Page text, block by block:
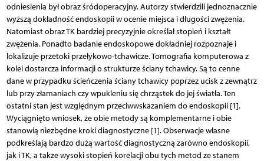
odniesienia był obraz śródoperacyjny. Autorzy stwierdzili jednoznacznie
wyższą dokładność endoskopii w ocenie miejsca i długości zwężenia.
Natomiast obraz TK bardziej precyzyjnie określał stopień i kształt
zwężenia. Ponadto badanie endoskopowe dokładniej rozpoznaje i
lokalizuje przetoki przełykowo-tchawicze. Tomografia komputerowa z
kolei dostarcza informacji o strukturze ściany tchawicy. Są to cenne
dane w przypadku ścieńczenia ściany tchawicy poprzez ucisk z zewnątrz
lub przy złamaniach czy wpukleniu się chrząstek do jej światła. Ten
ostatni stan jest względnym przeciwwskazaniem do endoskopii [1].
Wyciągnięto wniosek, że obie metody są komplementarne i obie
stanowią niezbędne kroki diagnostyczne [1]. Obserwacje własne
podkreślają bardzo dużą wartość diagnostyczną zarówno endoskopii,
jak i TK, a także wysoki stopień korelacji obu tych metod ze stanem